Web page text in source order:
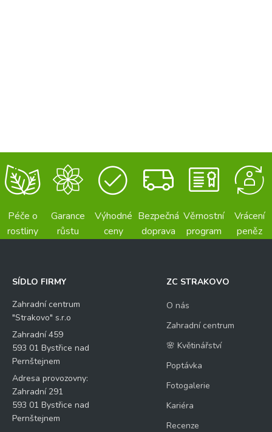
Péče o
rostliny
Garance
růstu
Výhodné
ceny
Bezpečná
doprava
Věrnostní
program
Vrácení
peněz
SÍDLO FIRMY
Zahradní centrum
"Strakovo" s.r.o
Zahradní 459
593 01 Bystřice nad
Pernštejnem
Adresa provozovny:
Zahradní 291
593 01 Bystřice nad
Pernštejnem
ZC STRAKOVO
O nás
Zahradní centrum
🌸 Květinářství
Poptávka
Fotogalerie
Kariéra
Recenze